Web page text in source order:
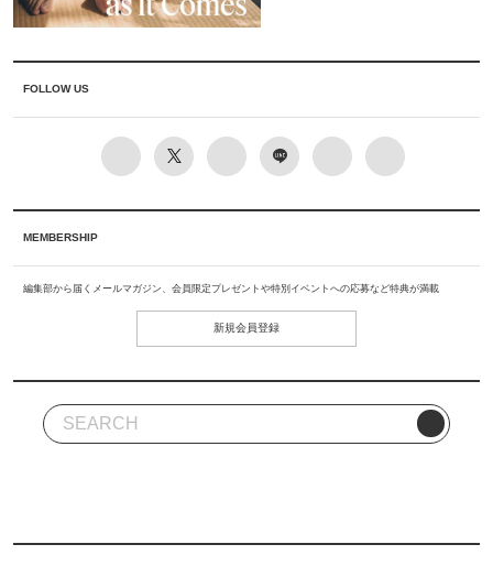
FOLLOW US
MEMBERSHIP
編集部から届くメールマガジン、会員限定プレゼントや特別イベントへの応募など特典が満載
新規会員登録